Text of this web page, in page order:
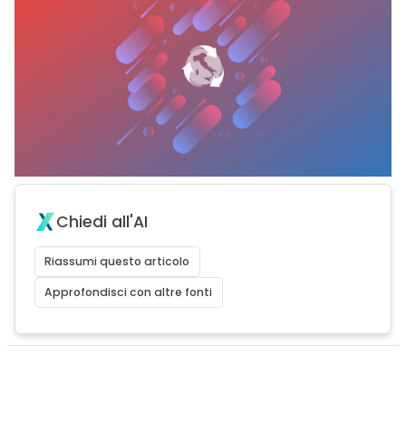
Chiedi all'AI
Riassumi questo articolo
Approfondisci con altre fonti